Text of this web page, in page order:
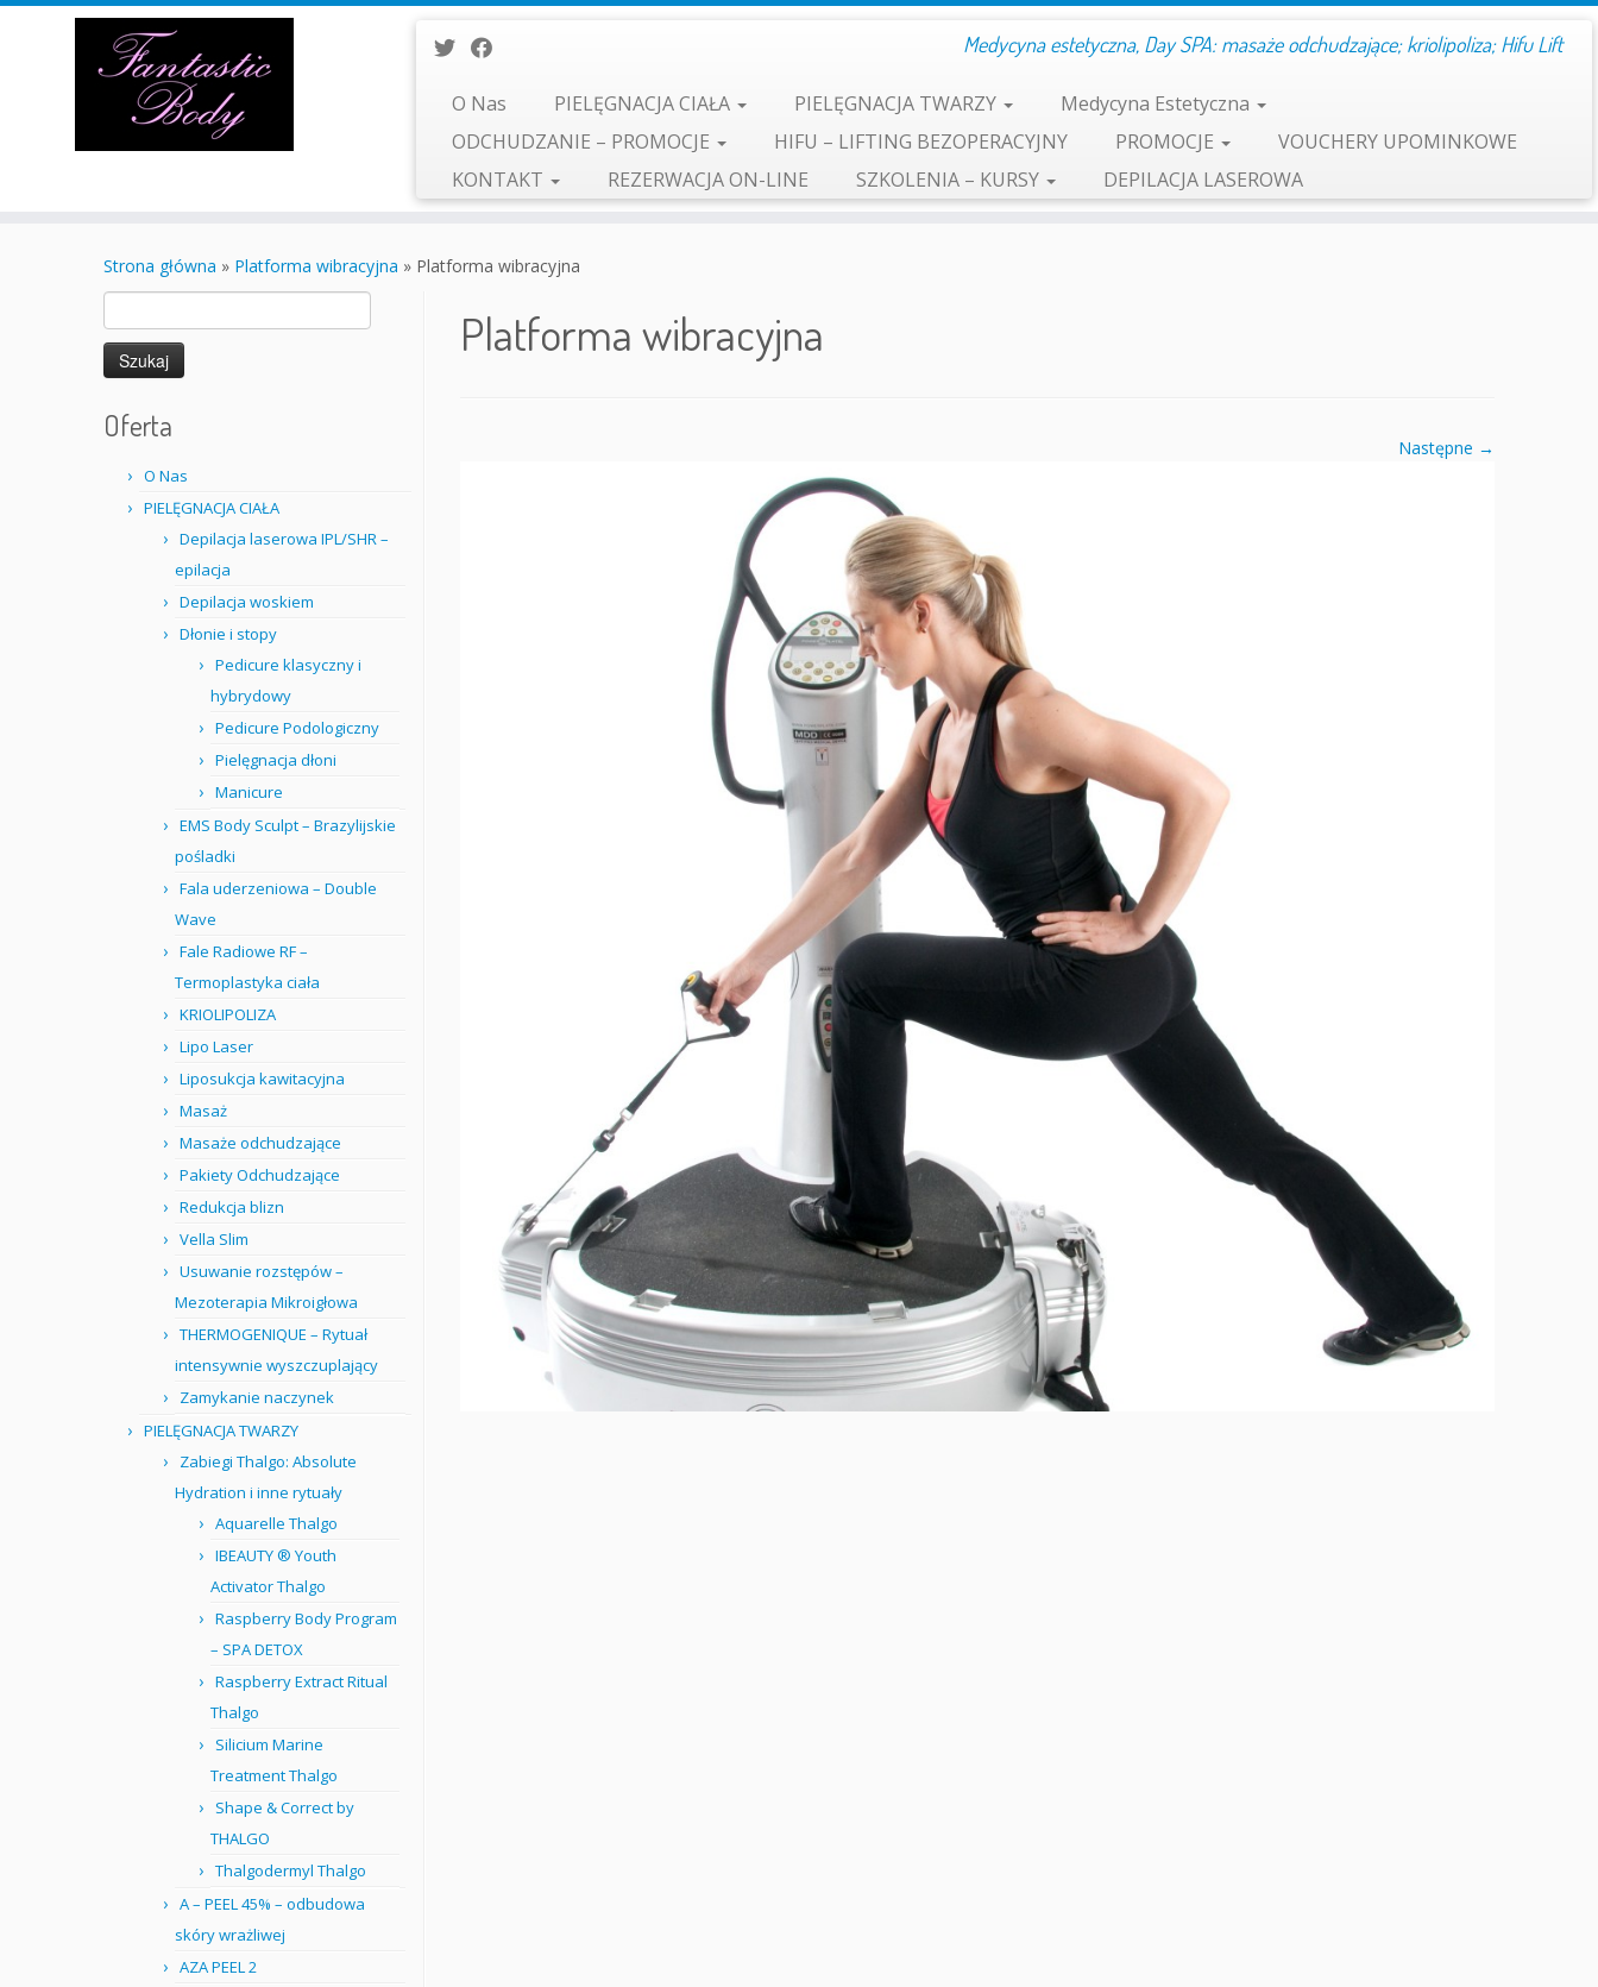
Medycyna estetyczna, Day SPA: masaże odchudzające; kriolipoliza; Hifu Lift
O Nas PIELĘGNACJA CIAŁA PIELĘGNACJA TWARZY
Medycyna Estetyczna
ODCHUDZANIE – PROMOCJE
HIFU – LIFTING BEZOPERACYJNY PROMOCJE
VOUCHERY UPOMINKOWE
KONTAKT
REZERWACJA ON-LINE SZKOLENIA – KURSY DEPILACJA LASEROWA
Strona główna » Platforma wibracyjna » Platforma wibracyjna
Oferta
O Nas
PIELĘGNACJA CIAŁA
Depilacja laserowa IPL/SHR –
epilacja
Depilacja woskiem
Dłonie i stopy
Pedicure klasyczny i
hybrydowy
Pedicure Podologiczny
Pielęgnacja dłoni
Manicure
EMS Body Sculpt – Brazylijskie
pośladki
Fala uderzeniowa – Double
Wave
Fale Radiowe RF –
Termoplastyka ciała
KRIOLIPOLIZA
Lipo Laser
Liposukcja kawitacyjna
Masaż
Masaże odchudzające
Pakiety Odchudzające
Redukcja blizn
Vella Slim
Usuwanie rozstępów –
Mezoterapia Mikroigłowa
THERMOGENIQUE – Rytuał
intensywnie wyszczuplający
Zamykanie naczynek
PIELĘGNACJA TWARZY
Zabiegi Thalgo: Absolute
Hydration i inne rytuały
Aquarelle Thalgo
IBEAUTY ® Youth
Activator Thalgo
Raspberry Body Program
– SPA DETOX
Raspberry Extract Ritual
Thalgo
Silicium Marine
Treatment Thalgo
Shape & Correct by
THALGO
Thalgodermyl Thalgo
A – PEEL 45% – odbudowa
skóry wrażliwej
AZA PEEL 2
Platforma wibracyjna
Następne →